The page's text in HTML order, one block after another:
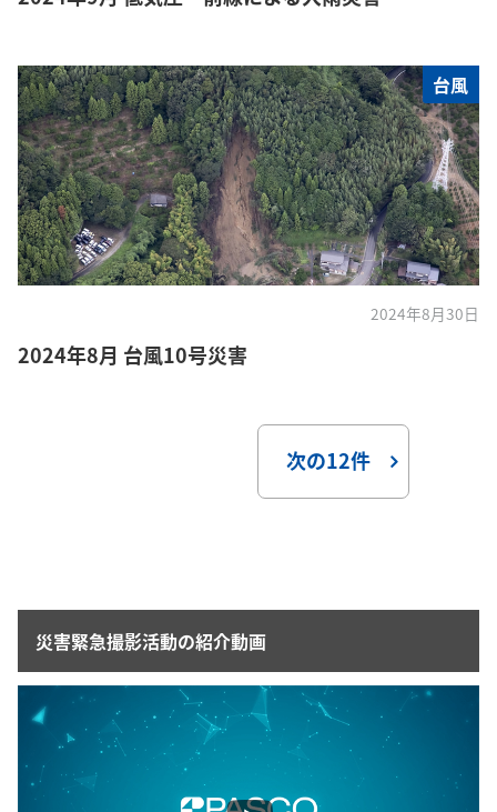
台風
2024年8月30日
2024年8月 台風10号災害
次の12件
災害緊急撮影活動の紹介動画